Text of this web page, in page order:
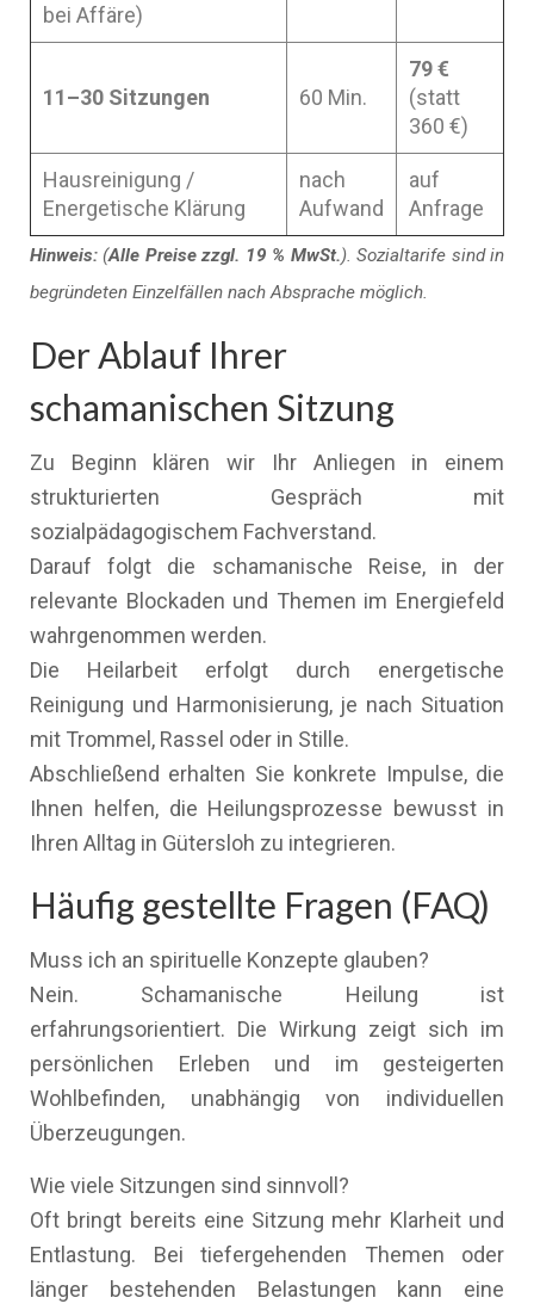
bei Affäre)
11–30 Sitzungen 60 Min.
79 €
(statt
360 €)
Hausreinigung /
Energetische Klärung
nach
Aufwand
auf
Anfrage
Hinweis: (Alle Preise zzgl. 19 % MwSt.). Sozialtarife sind in
begründeten Einzelfällen nach Absprache möglich.
Der Ablauf Ihrer
schamanischen Sitzung
Zu Beginn klären wir Ihr Anliegen in einem
strukturierten Gespräch mit
sozialpädagogischem Fachverstand.
Darauf folgt die schamanische Reise, in der
relevante Blockaden und Themen im Energiefeld
wahrgenommen werden.
Die Heilarbeit erfolgt durch energetische
Reinigung und Harmonisierung, je nach Situation
mit Trommel, Rassel oder in Stille.
Abschließend erhalten Sie konkrete Impulse, die
Ihnen helfen, die Heilungsprozesse bewusst in
Ihren Alltag in Gütersloh zu integrieren.
Häufig gestellte Fragen (FAQ)
Muss ich an spirituelle Konzepte glauben?
Nein. Schamanische Heilung ist
erfahrungsorientiert. Die Wirkung zeigt sich im
persönlichen Erleben und im gesteigerten
Wohlbefinden, unabhängig von individuellen
Überzeugungen.
Wie viele Sitzungen sind sinnvoll?
Oft bringt bereits eine Sitzung mehr Klarheit und
Entlastung. Bei tiefergehenden Themen oder
länger bestehenden Belastungen kann eine